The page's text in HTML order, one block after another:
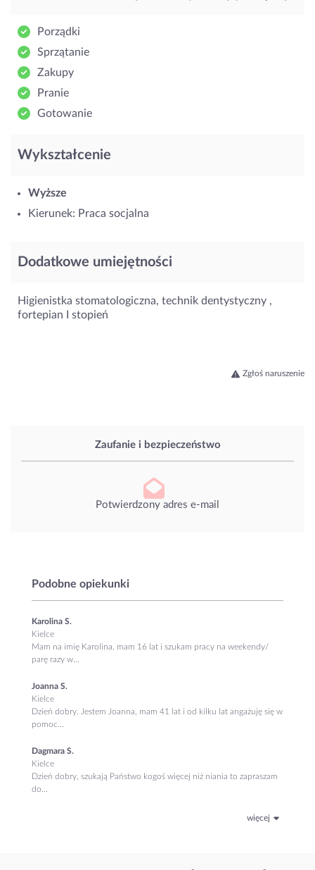
Zaufanie i bezpieczeństwo
Potwierdzony adres e-mail
Podobne opiekunki
Karolina S.
Kielce
Mam na imię Karolina, mam 16 lat i szukam pracy na weekendy/
parę razy w...
Joanna S.
Kielce
Dzień dobry. Jestem Joanna, mam 41 lat i od kilku lat angażuję się w
pomoc...
Dagmara S.
Kielce
Dzień dobry, szukają Państwo kogoś więcej niż niania to zapraszam
do...
więcej
Porządki
Sprzątanie
Zakupy
Pranie
Gotowanie
Wykształcenie
Wyższe
Kierunek: Praca socjalna
Dodatkowe umiejętności
Higienistka stomatologiczna, technik dentystyczny ,
fortepian I stopień
Zgłoś naruszenie